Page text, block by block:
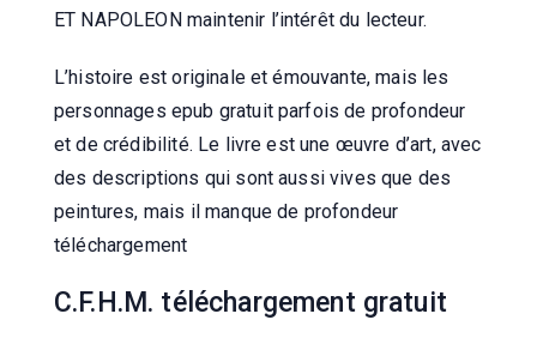
ET NAPOLEON maintenir l’intérêt du lecteur.
L’histoire est originale et émouvante, mais les
personnages epub gratuit parfois de profondeur
et de crédibilité. Le livre est une œuvre d’art, avec
des descriptions qui sont aussi vives que des
peintures, mais il manque de profondeur
téléchargement
C.F.H.M. téléchargement gratuit